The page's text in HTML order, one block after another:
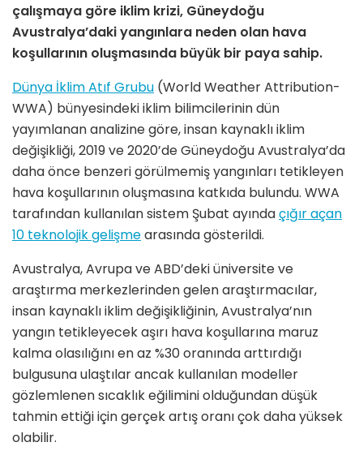
çalışmaya göre iklim krizi, Güneydoğu
Avustralya’daki yangınlara neden olan hava
koşullarının oluşmasında büyük bir paya sahip.
Dünya İklim Atıf Grubu (World Weather Attribution-
WWA) bünyesindeki iklim bilimcilerinin dün
yayımlanan analizine göre, insan kaynaklı iklim
değişikliği, 2019 ve 2020’de Güneydoğu Avustralya’da
daha önce benzeri görülmemiş yangınları tetikleyen
hava koşullarının oluşmasına katkıda bulundu. WWA
tarafından kullanılan sistem Şubat ayındaçığır açan
10 teknolojik gelişmearasında gösterildi.
Avustralya, Avrupa ve ABD’deki üniversite ve
araştırma merkezlerinden gelen araştırmacılar,
insan kaynaklı iklim değişikliğinin, Avustralya’nın
yangın tetikleyecek aşırı hava koşullarına maruz
kalma olasılığını en az %30 oranında arttırdığı
bulgusuna ulaştılar ancak kullanılan modeller
gözlemlenen sıcaklık eğilimini olduğundan düşük
tahmin ettiği için gerçek artış oranı çok daha yüksek
olabilir.